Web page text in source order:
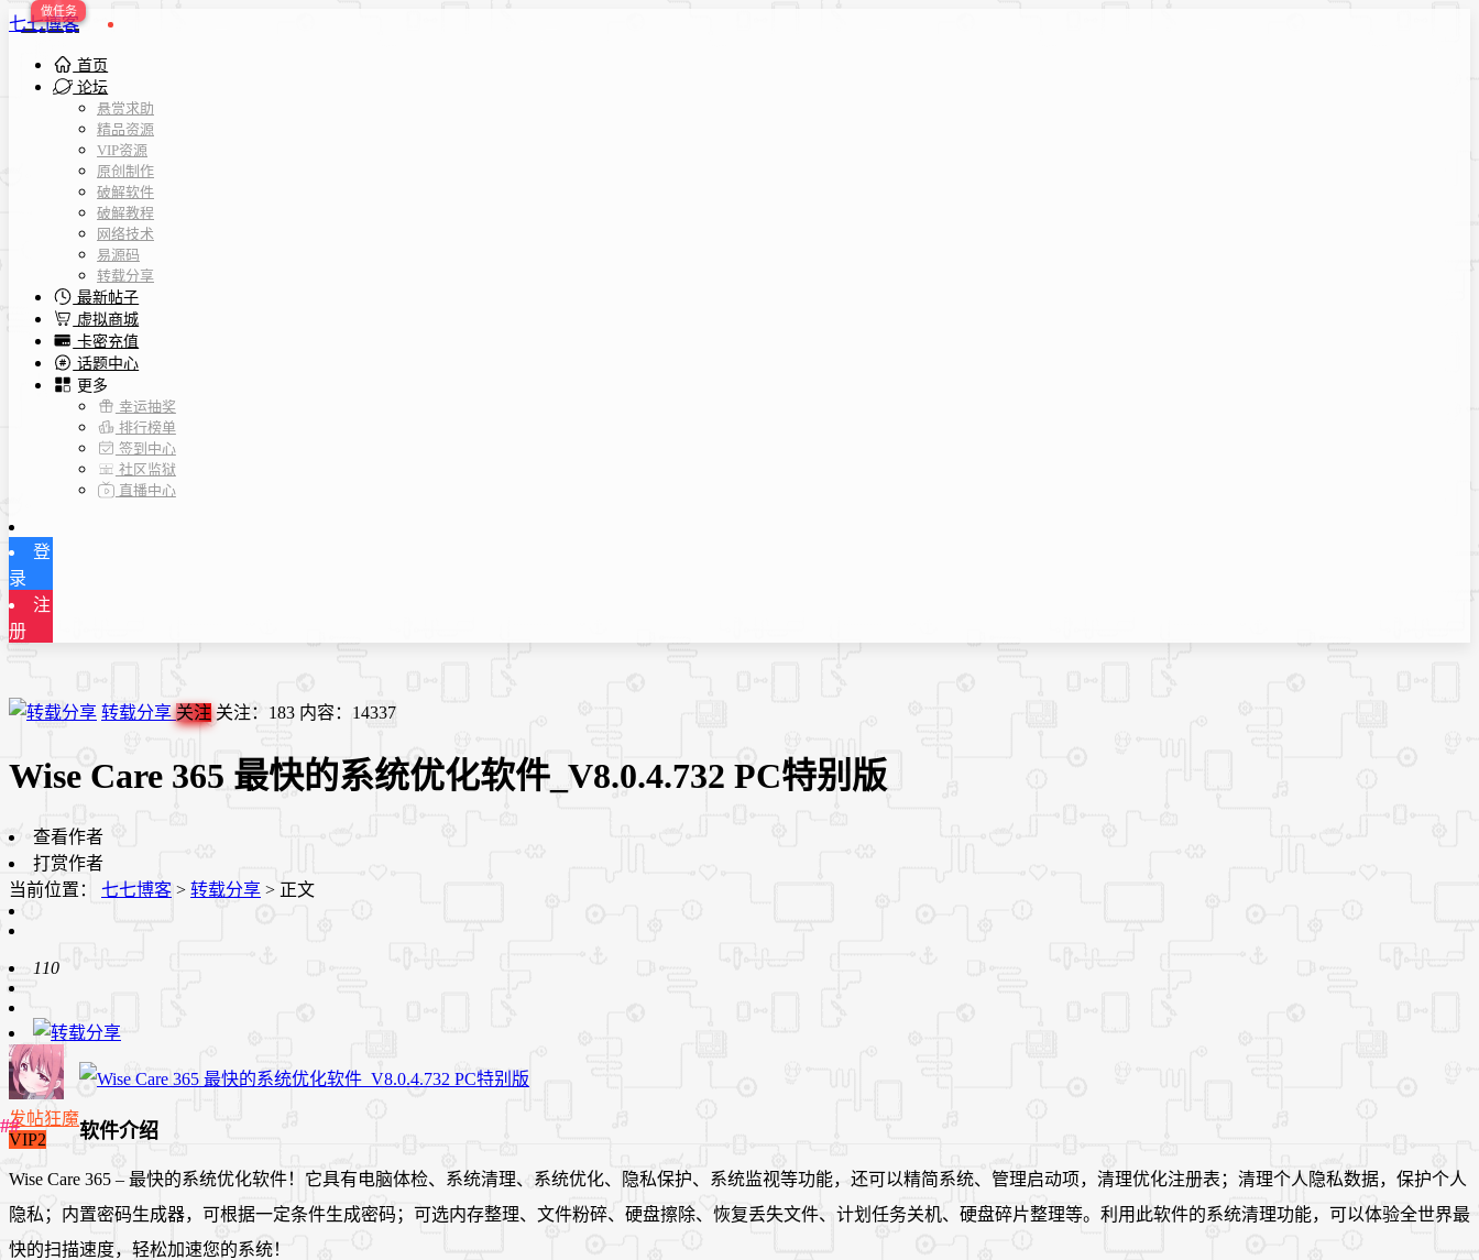
七七博客
首页
论坛
悬赏求助
精品资源
VIP资源
原创制作
破解软件
破解教程
网络技术
易源码
转载分享
最新帖子
虚拟商城
卡密充值
话题中心
更多
幸运抽奖
排行榜单
签到中心
社区监狱
直播中心
登
录
注
册
转载分享关注 关注： 183 内容： 14337
Wise Care 365 最快的系统优化软件_V8.0.4.732 PC特别版
查看作者
打赏作者
当前位置： 七七博客 > 转载分享 > 正文
110
发帖狂魔
VIP2
软件介绍
Wise Care 365 – 最快的系统优化软件！它具有电脑体检、系统清理、系统优化、隐私保护、系统监视等功能，还可以精简系统、管理启动项，清理优化注册表；清理个人隐私数据，保护个人
隐私；内置密码生成器，可根据一定条件生成密码；可选内存整理、文件粉碎、硬盘擦除、恢复丢失文件、计划任务关机、硬盘碎片整理等。利用此软件的系统清理功能，可以体验全世界最
快的扫描速度，轻松加速您的系统！